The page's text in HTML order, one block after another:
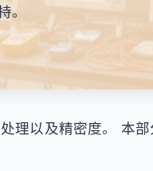
理以及精密度。 本